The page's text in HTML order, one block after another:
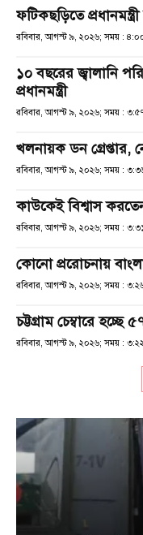
ফটিকছড়িতে
রবিবার, আগস্ট ৯, ২০২৬; সময় :
১০ বছরের জ্বালানি
প্রধানমন্ত্রী
রবিবার, আগস্ট ৯, ২০২৬; সময় :
খলনায়ক ডন গ্রেপ্তার,
রবিবার, আগস্ট ৯, ২০২৬; সময় :
কাউকেই বিশ্বাস
রবিবার, আগস্ট ৯, ২০২৬; সময় :
কোনো প্ররোচনায়
রবিবার, আগস্ট ৯, ২০২৬; সময় :
চট্টগ্রাম চেম্বারে হচ্ছে
রবিবার, আগস্ট ৯, ২০২৬; সময় :